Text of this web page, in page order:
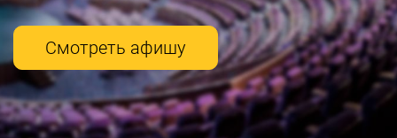
Смотреть афишу